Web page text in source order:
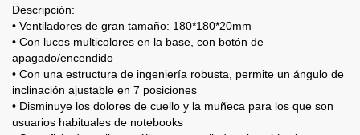
Descripción:
• Ventiladores de gran tamaño: 180*180*20mm
• Con luces multicolores en la base, con botón de
apagado/encendido
• Con una estructura de ingeniería robusta, permite un ángulo de
inclinación ajustable en 7 posiciones
• Disminuye los dolores de cuello y la muñeca para los que son
usuarios habituales de notebooks